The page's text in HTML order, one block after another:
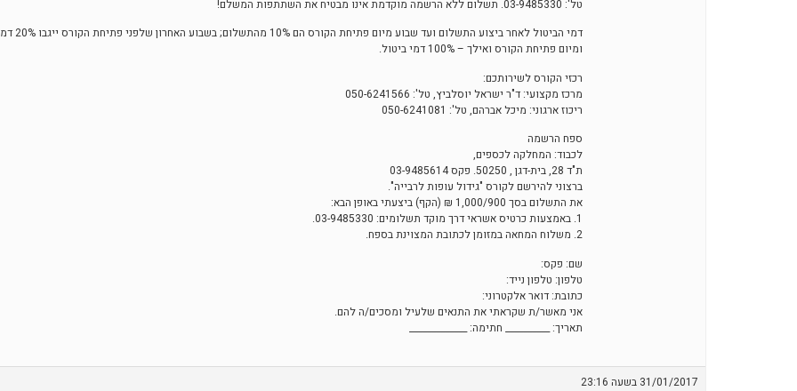
טל': 03-9485330. תשלום ללא הרשמה מוקדמת אינו מבטיח את השתתפות המשלם!
דמי הביטול לאחר ביצוע התשלום ועד שבוע מיום פתיחת הקורס הם 10% מהתשלום; בשבוע האחרון שלפני פתיחת הקורס ייגבו 20% דמי ביטול;
ומיום פתיחת הקורס ואילך – 100% דמי ביטול.
רכזי הקורס לשירותכם:
מרכז מקצועי: ד"ר ישראל יוסלביץ, טל': 050-6241566
ריכוז ארגוני: מיכל אברהם, טל': 050-6241081
ספח הרשמה
לכבוד: המחלקה לכספים,
ת"ד 28, בית-דגן , 50250. פקס 03-9485614
ברצוני להירשם לקורס "גידול עופות לרבייה".
את התשלום בסך 1,000/900 ₪ (הקף) ביצעתי באופן הבא:
1. באמצעות כרטיס אשראי דרך מוקד תשלומים: 03-9485330.
2. משלוח המחאה במזומן לכתובת המצוינת בספח.
שם: פקס:
טלפון: טלפון נייד:
כתובת: דואר אלקטרוני:
אני מאשר/ת שקראתי את התנאים שלעיל ומסכים/ה להם.
תאריך: __________ חתימה: _____________
31/01/2017 בשעה 23:16